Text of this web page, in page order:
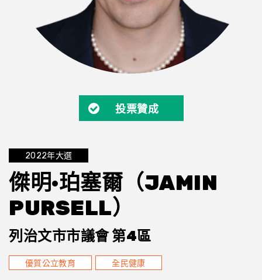
投票贊成
2022年大選
傑明·珀塞爾（JAMIN
PURSELL）
列治文市市議會 第4區
優質公立教育 全民健康